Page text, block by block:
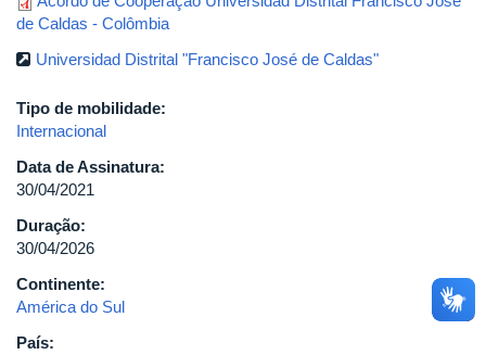
de Caldas - Colômbia
Universidad Distrital "Francisco José de Caldas"
Tipo de mobilidade:
Internacional
Data de Assinatura:
30/04/2021
Duração:
30/04/2026
Continente:
América do Sul
País: